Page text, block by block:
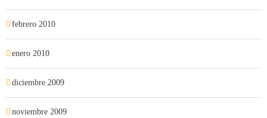
febrero 2010
enero 2010
diciembre 2009
noviembre 2009